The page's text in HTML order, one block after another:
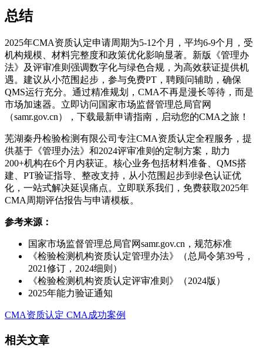
总结
2025年CMA资质认定申请周期为5-12个月，平均6-9个月，受
机构规模、材料完整度和政策优化影响显著。新版《管理办
法》及评审准则强调数字化与绿色合规，为高效获证提供机
遇。建议从小范围起步，参与免费PT，聘顾问辅助，确保
QMS运行充分。通过精准规划，CMA不再是漫长等待，而是
市场加速器。立即访问国家市场监督管理总局官网
（samr.gov.cn），下载最新申请指南，启动您的CMA之旅！
芜湖秦丹检验检测有限公司专注CMA资质认定全程服务，提
供基于《管理办法》和2024评审准则的定制方案，助力
200+机构在6个月内获证。核心业务包括材料准备、QMS搭
建、PT验证指导、整改支持，从小范围起步到绿色认证优
化，一站式解决延误痛点。立即联系我们，免费获取2025年
CMA周期评估报告与申请模板。
参考来源：
国家市场监督管理总局官网samr.gov.cn，规范标准
《检验检测机构资质认定管理办法》（总局令第39号，
2021修订，2024细则）
《检验检测机构资质认定评审准则》（2024版）
2025年能力验证通知
CMA资质认定 CMA成功案例
相关文章